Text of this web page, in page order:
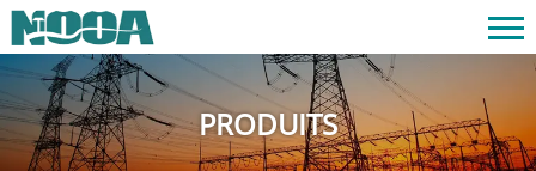
PRODUITS